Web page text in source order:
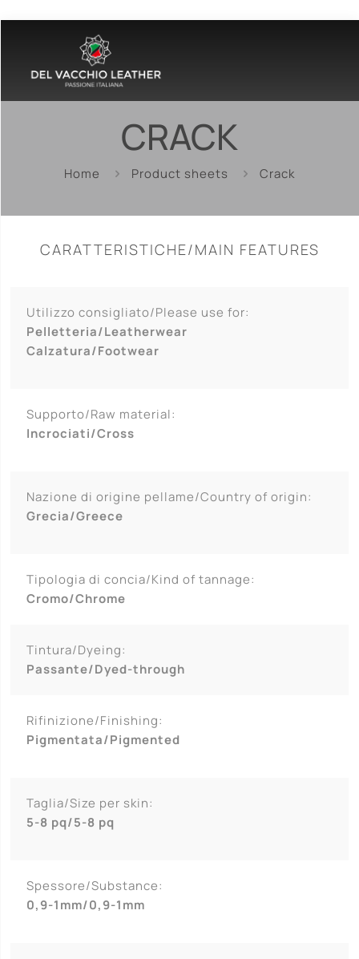
CRACK
Home Product sheets Crack
CARATTERISTICHE/MAIN FEATURES
Utilizzo consigliato/Please use for:
Pelletteria/Leatherwear
Calzatura/Footwear
Supporto/Raw material:
Incrociati/Cross
Nazione di origine pellame/Country of origin:
Grecia/Greece
Tipologia di concia/Kind of tannage:
Cromo/Chrome
Tintura/Dyeing:
Passante/Dyed-through
Rifinizione/Finishing:
Pigmentata/Pigmented
Taglia/Size per skin:
5-8 pq/5-8 pq
Spessore/Substance:
0,9-1mm/0,9-1mm